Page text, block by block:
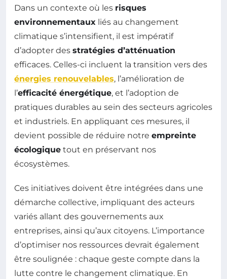
Dans un contexte où les risques
environnementaux liés au changement
climatique s’intensifient, il est impératif
d’adopter des stratégies d’atténuation
efficaces. Celles-ci incluent la transition vers des
énergies renouvelables, l’amélioration de
l’efficacité énergétique, et l’adoption de
pratiques durables au sein des secteurs agricoles
et industriels. En appliquant ces mesures, il
devient possible de réduire notre empreinte
écologique tout en préservant nos
écosystèmes.
Ces initiatives doivent être intégrées dans une
démarche collective, impliquant des acteurs
variés allant des gouvernements aux
entreprises, ainsi qu’aux citoyens. L’importance
d’optimiser nos ressources devrait également
être soulignée : chaque geste compte dans la
lutte contre le changement climatique. En